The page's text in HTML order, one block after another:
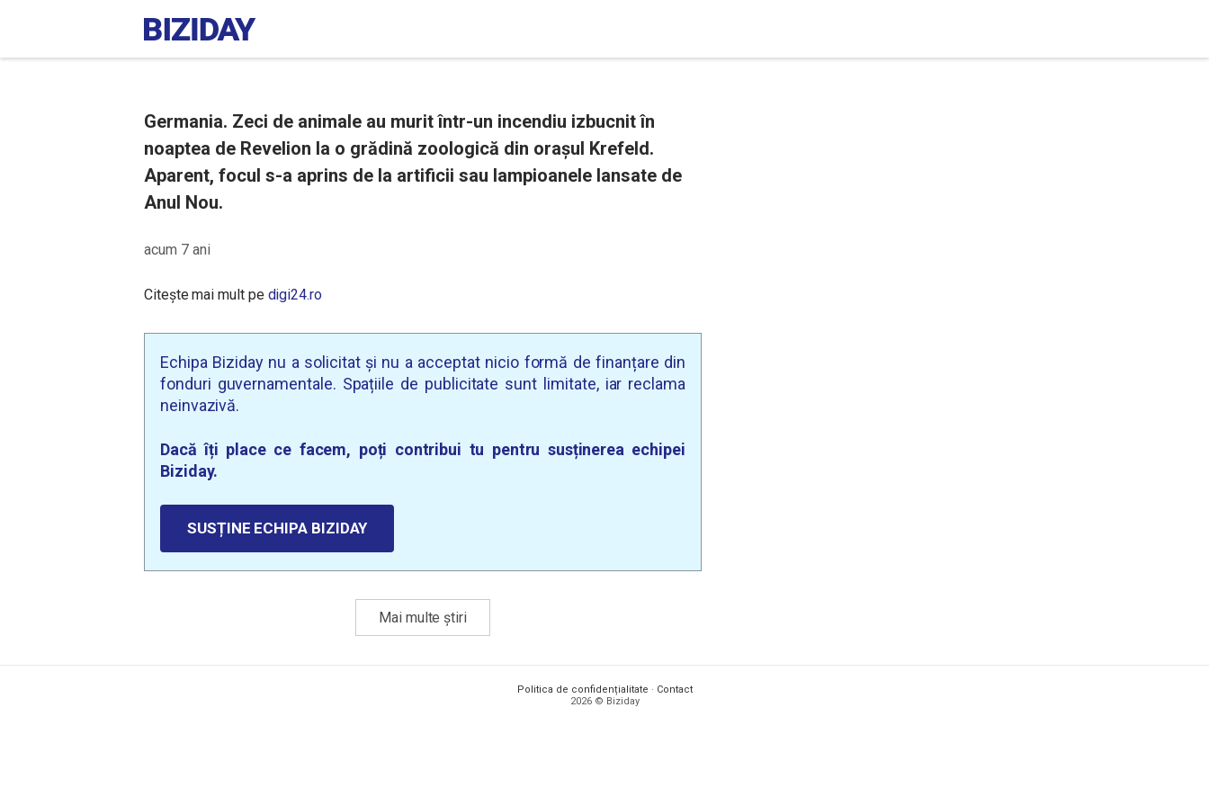
Germania. Zeci de animale au murit într-un incendiu izbucnit în
noaptea de Revelion la o grădină zoologică din orașul Krefeld.
Aparent, focul s-a aprins de la artificii sau lampioanele lansate de
Anul Nou.
acum 7 ani
Citește mai mult pe digi24.ro
Echipa Biziday nu a solicitat și nu a acceptat nicio formă de finanțare din
fonduri guvernamentale. Spațiile de publicitate sunt limitate, iar reclama
neinvazivă.
Dacă îți place ce facem, poți contribui tu pentru susținerea echipei
Biziday.
SUSȚINE ECHIPA BIZIDAY
Mai multe știri
Politica de confidențialitate · Contact
2026 © Biziday